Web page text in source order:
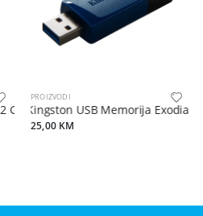
Gen 1 datatraveler
PROIZVODI
Kingston USB Memorija Exodia
25,00 KM